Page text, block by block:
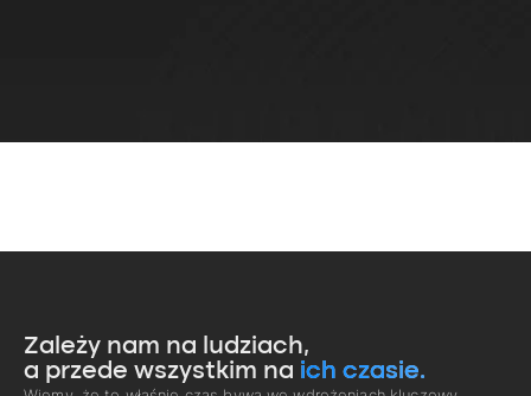
Zależy nam na ludziach,
a przede wszystkim na ich czasie.